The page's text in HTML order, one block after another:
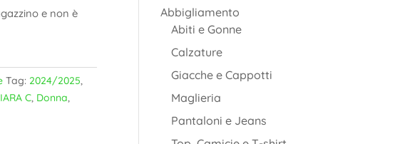
e non è
Tag: 2024/2025,
C, Donna,
Abbigliamento
Abiti e Gonne
Calzature
Giacche e Cappotti
Maglieria
Pantaloni e Jeans